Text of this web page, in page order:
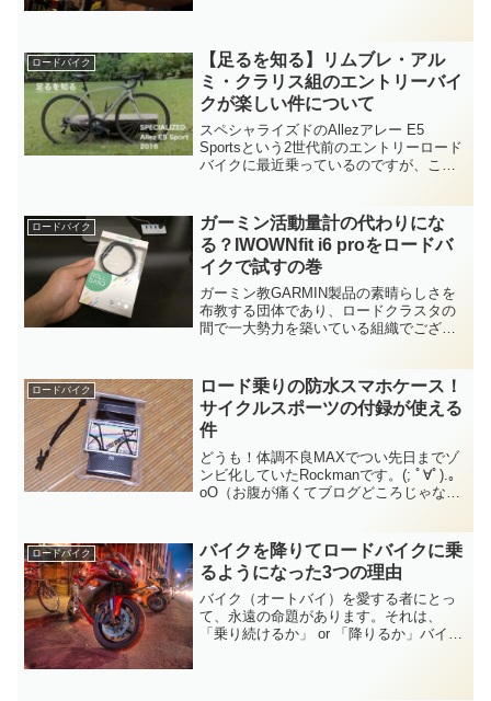
理由は、コストと分かりやすさゆえ。メ
ーカーがサプラ...
ロードバイク
【足るを知る】リムブレ・アル
ミ・クラリス組のエントリーバイ
クが楽しい件について
スペシャライズドのAllezアレー E5
Sportsという2世代前のエントリーロード
バイクに最近乗っているのですが、これ
うど良さそうなので、今回は自転車オタ
クから空気...
ロードバイク
ガーミン活動量計の代わりにな
る？IWOWNfit i6 proをロードバ
イクで試すの巻
ガーミン教GARMIN製品の素晴らしさを
布教する団体であり、ロードクラスタの
間で一大勢力を築いている組織でござい
で、ねこ目教団（CATEYE）に所属し
て...
ロードバイク
ロード乗りの防水スマホケース！
サイクルスポーツの付録が使える
件
どうも！体調不良MAXでつい先日までゾ
ンビ化していたRockmanです。(; ﾟ∀ﾟ).｡
oO（お腹が痛くてブログどころじゃなか
歩いていますか？お金と一緒にジップロ
ッ...
ロードバイク
バイクを降りてロードバイクに乗
るようになった3つの理由
バイク（オートバイ）を愛する者にとっ
て、永遠の命題があります。それは、
「乗り続けるか」 or 「降りるか」バイク